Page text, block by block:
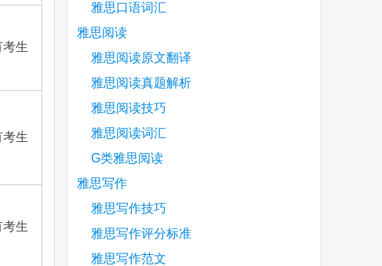
考生
考生
考生
雅思口语词汇
雅思阅读
雅思阅读原文翻译
雅思阅读真题解析
雅思阅读技巧
雅思阅读词汇
G类雅思阅读
雅思写作
雅思写作技巧
雅思写作评分标准
雅思写作范文